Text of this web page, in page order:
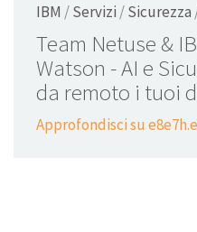
IBM /Servizi /Sicurezza
Team Netuse &
Watson - AI e
da remoto i tuoi
Approfondisci su